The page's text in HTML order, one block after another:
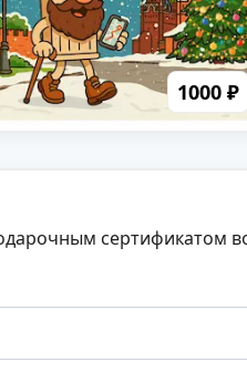
1000 ₽
сертификатом